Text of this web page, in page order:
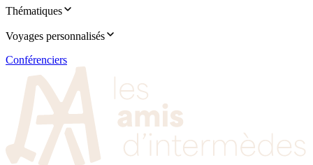
Thématiques
Voyages personnalisés
Conférenciers